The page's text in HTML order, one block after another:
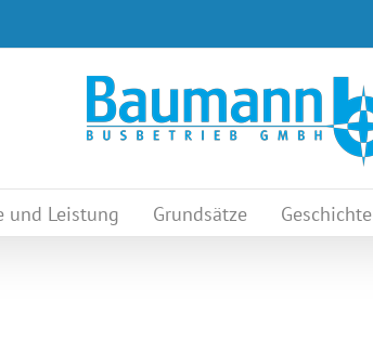
und Leistung Grundsätze Geschichte